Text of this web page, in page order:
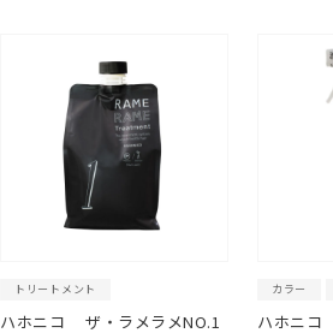
トリートメント
ハホニコ ザ・ラメラメNO.1
カラー
ハホニコ